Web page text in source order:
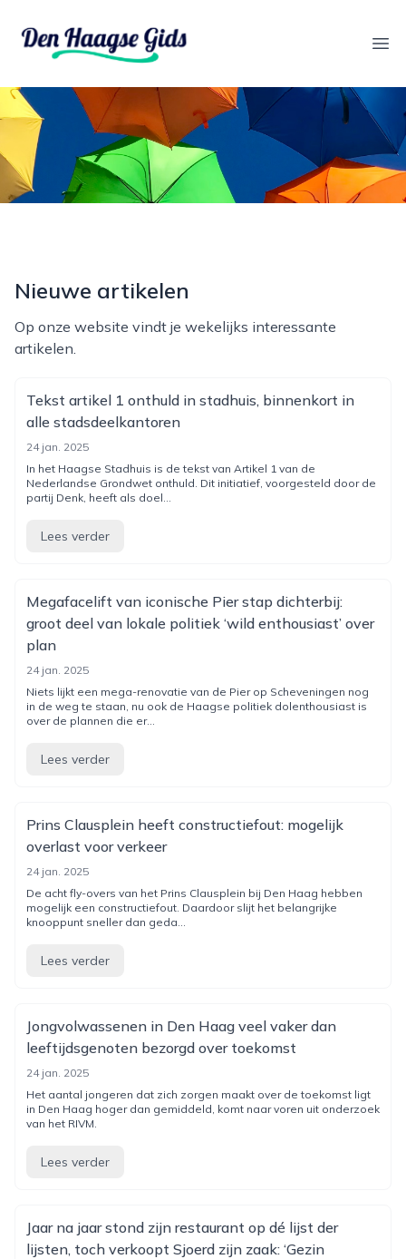
denhaagsegids.nl
Nieuwe artikelen
Op onze website vindt je wekelijks interessante
artikelen.
Tekst artikel 1 onthuld in stadhuis, binnenkort in
alle stadsdeelkantoren
24 jan. 2025
In het Haagse Stadhuis is de tekst van Artikel 1 van de
Nederlandse Grondwet onthuld. Dit initiatief, voorgesteld door de
partij Denk, heeft als doel...
Lees verder
Megafacelift van iconische Pier stap dichterbij:
groot deel van lokale politiek ‘wild enthousiast’ over
plan
24 jan. 2025
Niets lijkt een mega-renovatie van de Pier op Scheveningen nog
in de weg te staan, nu ook de Haagse politiek dolenthousiast is
over de plannen die er...
Lees verder
Prins Clausplein heeft constructiefout: mogelijk
overlast voor verkeer
24 jan. 2025
De acht fly-overs van het Prins Clausplein bij Den Haag hebben
mogelijk een constructiefout. Daardoor slijt het belangrijke
knooppunt sneller dan geda...
Lees verder
Jongvolwassenen in Den Haag veel vaker dan
leeftijdsgenoten bezorgd over toekomst
24 jan. 2025
Het aantal jongeren dat zich zorgen maakt over de toekomst ligt
in Den Haag hoger dan gemiddeld, komt naar voren uit onderzoek
van het RIVM.
Lees verder
Jaar na jaar stond zijn restaurant op dé lijst der
lijsten, toch verkoopt Sjoerd zijn zaak: ‘Gezin